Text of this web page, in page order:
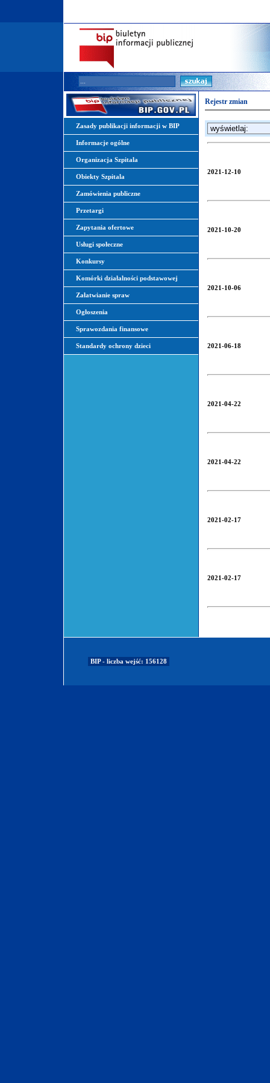
Zasady publikacji informacji w BIP
Informacje ogólne
Organizacja Szpitala
Obiekty Szpitala
Zamówienia publiczne
Przetargi
Zapytania ofertowe
Usługi społeczne
Konkursy
Komórki działalności podstawowej
Załatwianie spraw
Ogłoszenia
Sprawozdania finansowe
Standardy ochrony dzieci
Rejestr zmian
2021-12-10
2021-10-20
2021-10-06
2021-06-18
2021-04-22
2021-04-22
2021-02-17
2021-02-17
BIP - liczba wejść: 156128